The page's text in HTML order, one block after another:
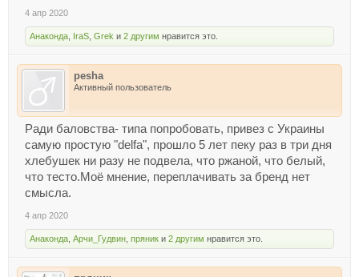
4 апр 2020
Анаконда IraS Grek и 2 другим нравится это.
pesha
Активный пользователь
Ради баловства- типа попробовать, привез с Украины
самую простую "delfa", прошло 5 лет пеку раз в три дня
хлебушек ни разу не подвела, что ржаной, что белый,
что тесто.Моё мнение, переплачивать за бренд нет
смысла.
4 апр 2020
Анаконда Арчи_Гудвин пряник и 2 другим нравится это.